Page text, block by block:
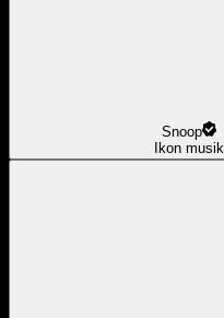
Snoop
Ikon musik